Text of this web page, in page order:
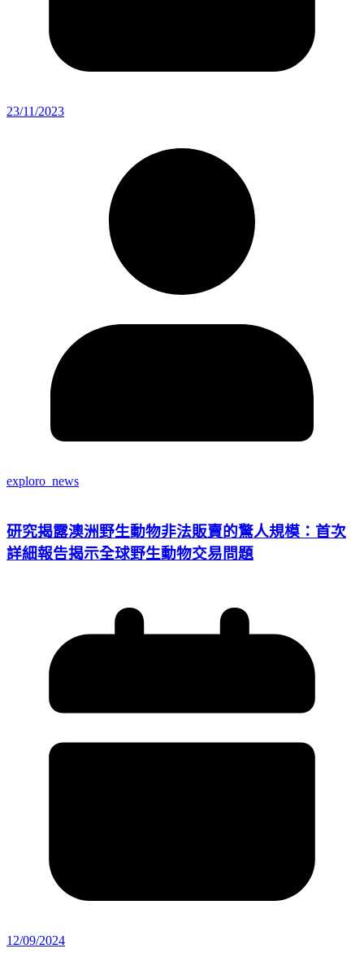
23/11/2023
exploro_news
研究揭露澳洲野生動物非法販賣的驚人規模：首次
詳細報告揭示全球野生動物交易問題
12/09/2024